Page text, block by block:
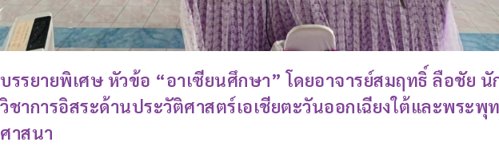
บรรยายพิเศษ หัวข้อ “อาเซียนศึกษา” โดยอาจารย์สมฤทธิ์ ลือชัย นั
วิชาการอิสระด้านประวัติศาสตร์เอเชียตะวันออกเฉียงใต้และพระพุ
ศาสนา